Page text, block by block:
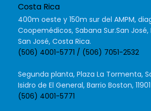
Costa Rica
400m oeste y 150m sur del AMPM,
Coopemédicos, Sabana Sur.San
San José, Costa Rica.
(506) 4001-5771 / (506) 7051-2532
Segunda planta, Plaza La Tormenta,
Isidro de El General, Barrio Boston, 11901
(506) 4001-5771